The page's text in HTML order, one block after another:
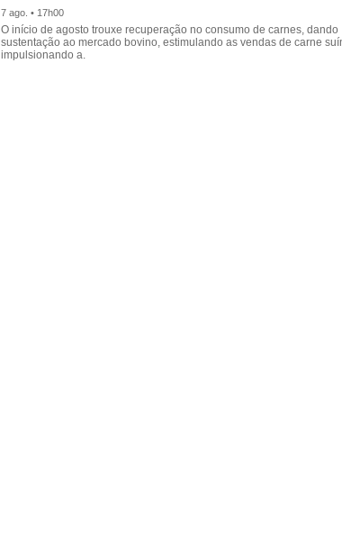
7 ago. • 17h00
O início de agosto trouxe recuperação no consumo de carnes, dando
sustentação ao mercado bovino, estimulando as vendas de carne
impulsionando a.